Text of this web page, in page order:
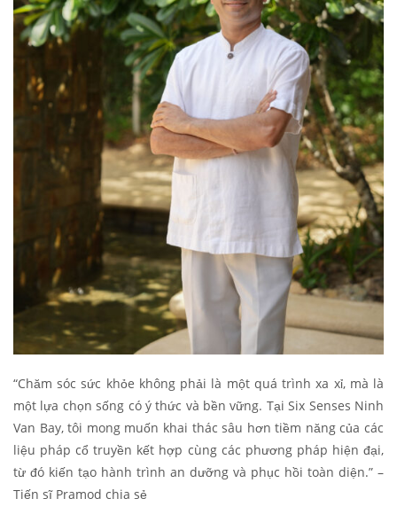
“Chăm sóc sức khỏe không phải là một quá trình xa xỉ, mà là
một lựa chọn sống có ý thức và bền vững. Tại Six Senses Ninh
Van Bay, tôi mong muốn khai thác sâu hơn tiềm năng của các
liệu pháp cổ truyền kết hợp cùng các phương pháp hiện đại,
từ đó kiến tạo hành trình an dưỡng và phục hồi toàn diện.” –
Tiến sĩ Pramod chia sẻ